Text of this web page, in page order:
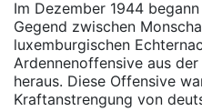
Im Dezember 1944
Gegend zwischen
luxemburgischen
Ardennenoffensive aus
heraus. Diese Offensive
Kraftanstrengung von